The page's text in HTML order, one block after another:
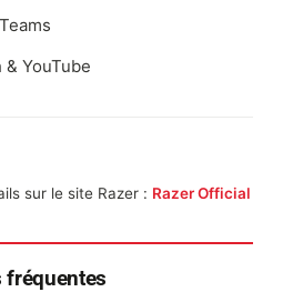
YouTube
sur le site Razer : Razer Official
fréquentes